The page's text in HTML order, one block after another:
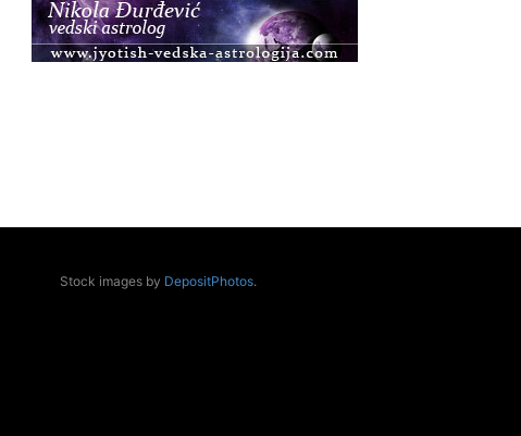
Osnovni ThetaHealing® tečaj, Zagreb i Online
22.08.
Pula
zapisaStock images by DepositPhotos.